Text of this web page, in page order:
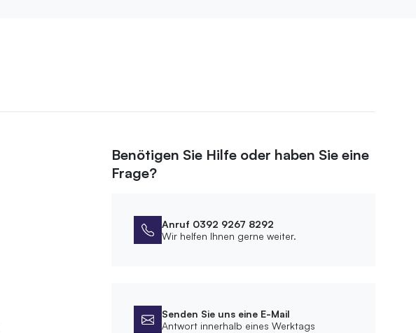
Benötigen Sie Hilfe oder haben Sie eine
Frage?
Anruf 0392 9267 8292
Wir helfen Ihnen gerne weiter.
Senden Sie uns eine E-Mail
Antwort innerhalb eines Werktags